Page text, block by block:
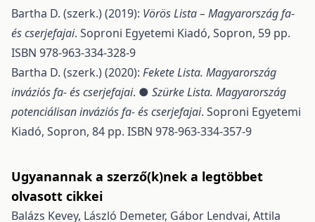
Bartha D. (szerk.) (2019): Vörös Lista – Magyarország fa-
és cserjefajai. Soproni Egyetemi Kiadó, Sopron, 59 pp.
ISBN 978-963-334-328-9
Bartha D. (szerk.) (2020): Fekete Lista. Magyarország
inváziós fa- és cserjefajai. ● Szürke Lista. Magyarország
potenciálisan inváziós fa- és cserjefajai. Soproni Egyetemi
Kiadó, Sopron, 84 pp. ISBN 978-963-334-357-9
Ugyanannak a szerző(k)nek a legtöbbet
olvasott cikkei
Balázs Kevey, László Demeter, Gábor Lendvai, Attila